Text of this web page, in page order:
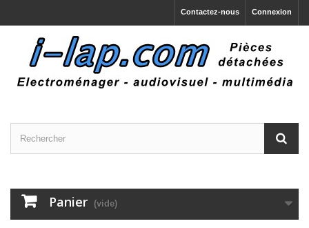
Connexion
Contactez-nous
Panier (vide)